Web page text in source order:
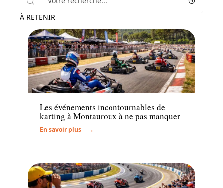
À RETENIR
Actu
Les événements incontournables de
karting à Montauroux à ne pas manquer
En savoir plus